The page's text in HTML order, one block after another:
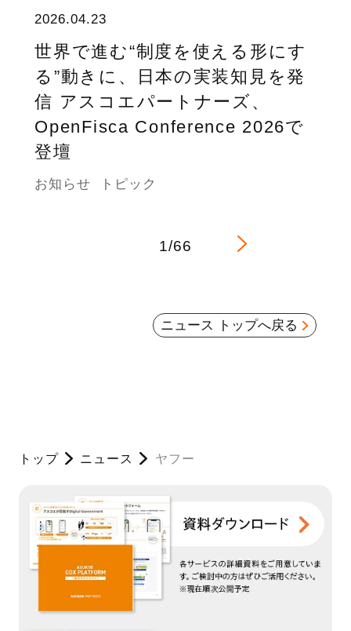
2026.04.23
世界で進む“制度を使える形にす
る”動きに、日本の実装知見を発
信 アスコエパートナーズ、
OpenFisca Conference 2026で
登壇
お知らせ トピック
1/66
ニュース トップへ戻る
トップ ニュース ヤフー